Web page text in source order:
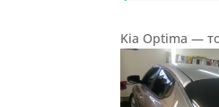
Kia Optima —